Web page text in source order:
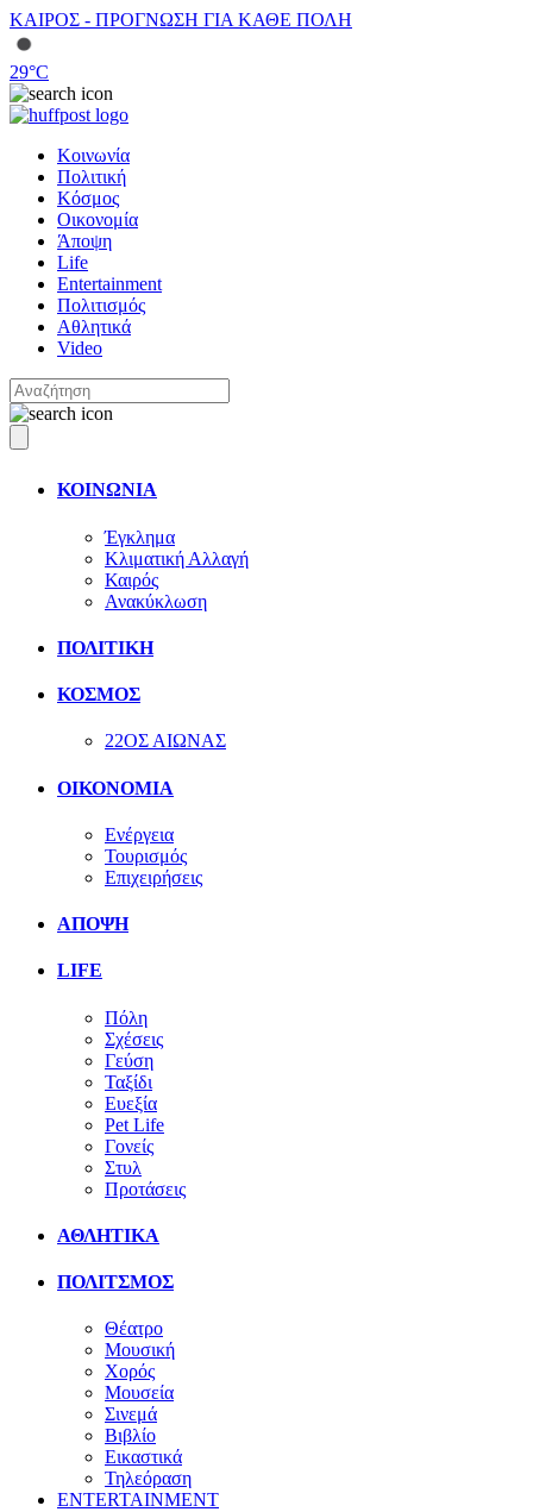
ΚΑΙΡΟΣ - ΠΡΟΓΝΩΣΗ ΓΙΑ ΚΑΘΕ ΠΟΛΗ
29°C
Κοινωνία
Πολιτική
Κόσμος
Οικονομία
Άποψη
Life
Entertainment
Πολιτισμός
Αθλητικά
Video
ΚΟΙΝΩΝΙΑ
Έγκλημα
Κλιματική Αλλαγή
Καιρός
Ανακύκλωση
ΠΟΛΙΤΙΚΗ
ΚΟΣΜΟΣ
22ΟΣ ΑΙΩΝΑΣ
ΟΙΚΟΝΟΜΙΑ
Ενέργεια
Τουρισμός
Επιχειρήσεις
ΑΠΟΨΗ
LIFE
Πόλη
Σχέσεις
Γεύση
Ταξίδι
Ευεξία
Pet Life
Γονείς
Στυλ
Προτάσεις
ΑΘΛΗΤΙΚΑ
ΠΟΛΙΤΣΜΟΣ
Θέατρο
Μουσική
Χορός
Μουσεία
Σινεμά
Βιβλίο
Εικαστικά
Τηλεόραση
ENTERTAINMENT